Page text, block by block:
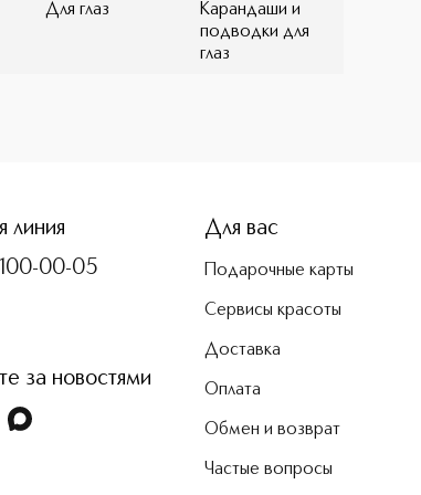
Для глаз
Карандаши и
подводки для
глаз
линия
00-05
за новостями
Для вас
Подарочные карты
Сервисы красоты
Доставка
Оплата
Обмен и возврат
Частые вопросы